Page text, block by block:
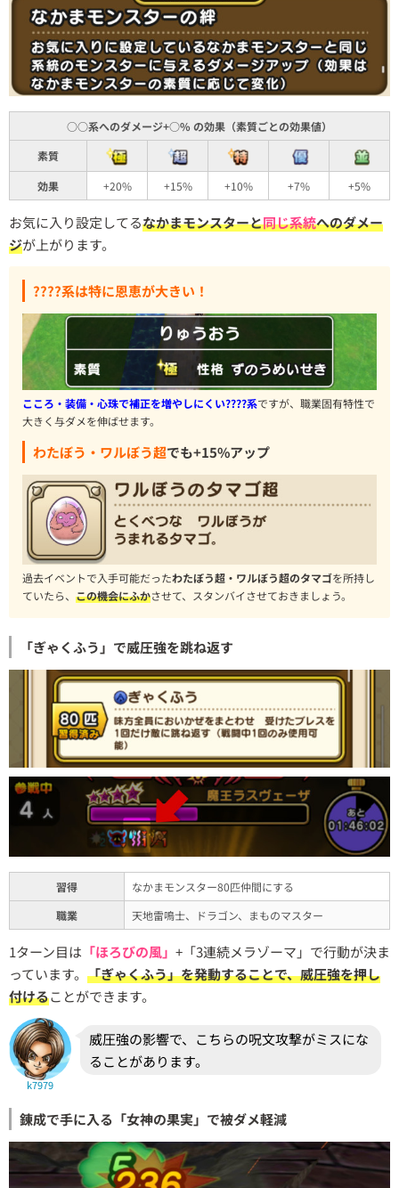
○○系へのダメージ+○% の効果（素質ごとの効果値）
素質
効果
+20% +15% +10% +7% +5%
お気に入り設定してるなかまモンスターと同じ系統へのダメー
ジが上がります。
????系は特に恩恵が大きい！
こころ・装備・心珠で補正を増やしにくい????系ですが、職業固有特性で
大きく与ダメを伸ばせます。
わたぼう・ワルぼう超でも+15%アップ
過去イベントで入手可能だったわたぼう超・ワルぼう超のタマゴを所持し
ていたら、 この機会にふかさせて、スタンバイさせておきましょう。
「ぎゃくふう」で威圧強を跳ね返す
習得
なかまモンスター80匹仲間にする
職業
天地雷鳴士、ドラゴン、まものマスター
1ターン目は 「ほろびの風」 +「3連続メラゾーマ」で行動が決ま
っています。 「ぎゃくふう」を発動することで、威圧強を押し
付けることができます。
k7979
威圧強の影響で、こちらの呪文攻撃がミスにな
ることがあります。
錬成で手に入る「女神の果実」で被ダメ軽減